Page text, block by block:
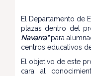
El Departamento de
plazas dentro del
Navarra”para
centros educativos
El objetivo de este
cara al